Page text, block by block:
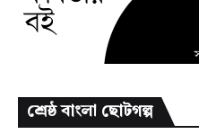
শ্রেষ্ঠ বাংলা ছোটগল্প